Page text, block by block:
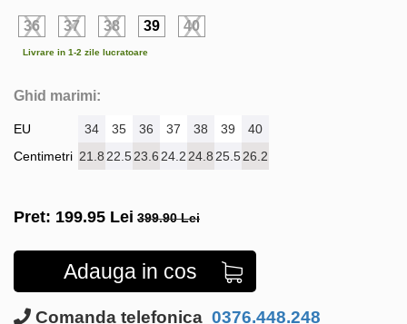
36 37 38 39 40
Livrare in 1-2 zile lucratoare
Ghid marimi:
EU
Centimetri
34 35 36 37 38 39
40
21.8 22.523.6 24.2 24.8 25.526.2
Pret: 199.95 Lei 399.90 Lei
Adauga in cos
Comanda telefonica 0376.448.248